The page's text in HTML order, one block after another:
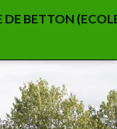
BETTON